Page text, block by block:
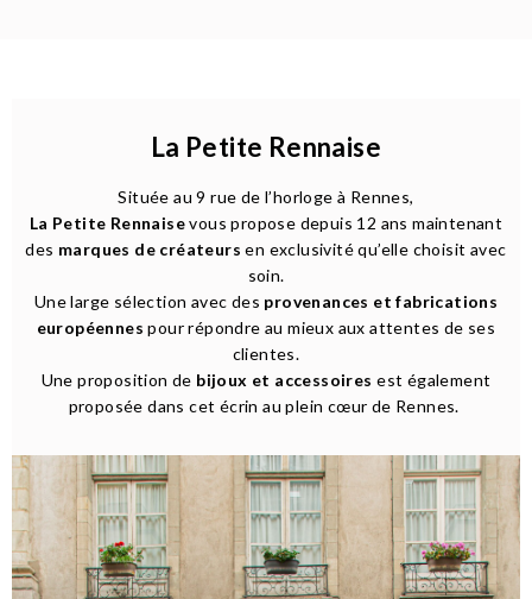
La Petite Rennaise
Située au 9 rue de l’horloge à Rennes,
La Petite Rennaisevous propose depuis 12 ans maintenant
des marques de créateurs en exclusivité qu’elle choisit avec
soin.
Une large sélection avec des provenances et fabrications
européennes pour répondre au mieux aux attentes de ses
clientes.
Une proposition de bijoux et accessoires est également
proposée dans cet écrin au plein cœur de Rennes.